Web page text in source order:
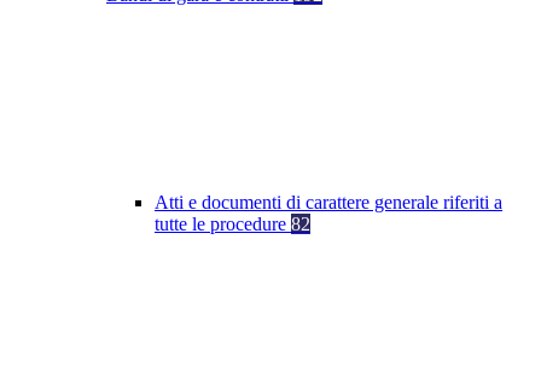
Atti e documenti di carattere generale riferiti a
tutte le procedure 82